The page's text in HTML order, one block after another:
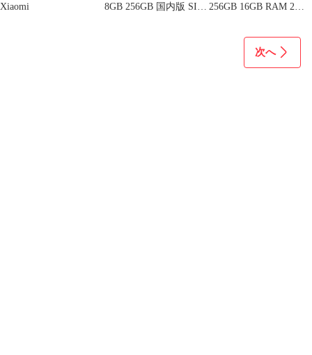
Xiaomi
8GB 256GB 国内版 SIM 256GB 16GB RAM 2個
次へ